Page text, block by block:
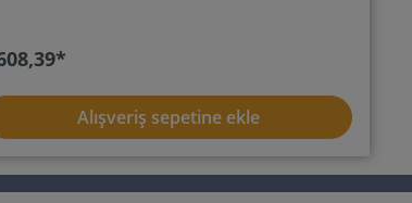
Alışveriş sepetine ekle